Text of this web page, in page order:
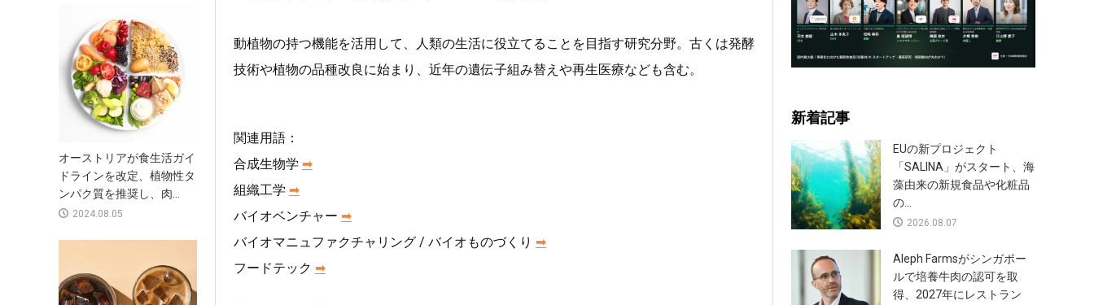
動植物の持つ機能を活用して、人類の生活に役立てることを目指す研究分野。古くは発酵
技術や植物の品種改良に始まり、近年の遺伝子組み替えや再生医療なども含む。
関連用語：
合成生物学 ➡︎
組織工学 ➡︎
バイオベンチャー ➡︎
バイオマニュファクチャリング / バイオものづくり ➡︎
フードテック ➡︎
オーストリアが食生活ガイ
ドラインを改定、植物性タ
ンパク質を推奨し、肉...
2024.08.05
新着記事
EUの新プロジェクト
「SALINA」がスタート、海
藻由来の新規食品や化粧品
の...
2026.08.07
Aleph Farmsがシンガポー
ルで培養牛肉の認可を取
得、2027年にレストラン